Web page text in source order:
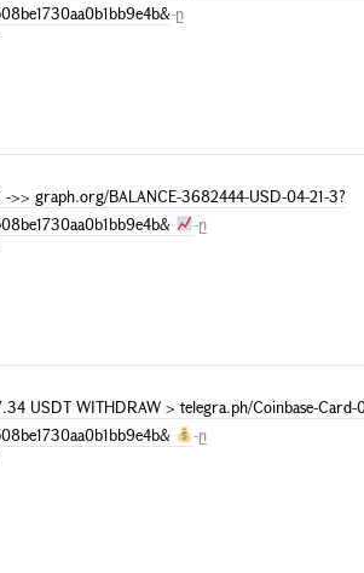
-ը
>> graph.org/BALANCE-3682444-USD-04-21-3?
-ը
USDT WITHDRAW > telegra.ph/Coinbase-Card-
-ը